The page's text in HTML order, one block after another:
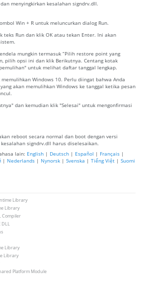
menyingkirkan kesalahan signdrv.dll.
Win + R untuk meluncurkan dialog Run.
teks Run dan klik OK atau tekan Enter. Ini akan
mungkin termasuk “Pilih restore point yang
pilih opsi ini dan klik Berikutnya. Centang kotak
untuk melihat daftar tanggal lengkap.
Windows 10. Perlu diingat bahwa Anda
akan memulihkan Windows ke tanggal ketika pesan
dan kemudian klik "Selesai" untuk mengonfirmasi
reboot secara normal dan boot dengan versi
signdrv.dll harus diselesaikan.
lain: English | Deutsch | Español | Français |
| Nederlands | Nynorsk | Svenska | Tiếng Việt | Suomi
Library
Library
Compiler
DLL
Library
Library
Platform Module